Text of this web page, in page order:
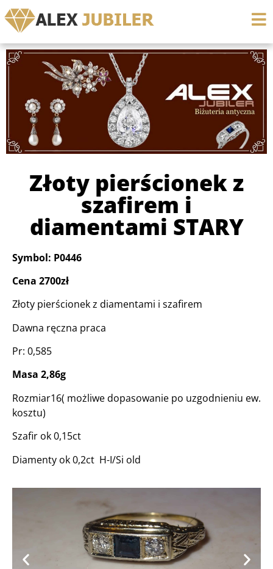
Złoty pierścionek z
szafirem i
diamentami STARY
Symbol: P0446
Cena 2700zł
Złoty pierścionek z diamentami i szafirem
Dawna ręczna praca
Pr: 0,585
Masa 2,86g
Rozmiar16( możliwe dopasowanie po uzgodnieniu ew.
kosztu)
Szafir ok 0,15ct
Diamenty ok 0,2ct H-I/Si old